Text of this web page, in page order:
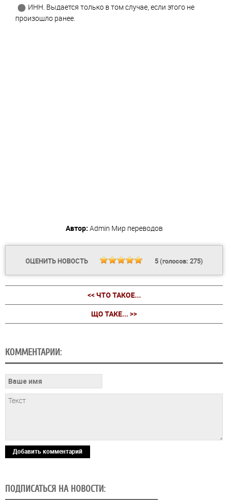
ИНН. Выдается только в том случае, если этого не
произошло ранее.
Автор: Admin Мир переводов
ОЦЕНИТЬ НОВОСТЬ 5(голосов: 275)
<< ЧТО ТАКОЕ...
ЩО ТАКЕ... >>
КОММЕНТАРИИ:
Добавить комментарий
ПОДПИСАТЬСЯ НА НОВОСТИ: